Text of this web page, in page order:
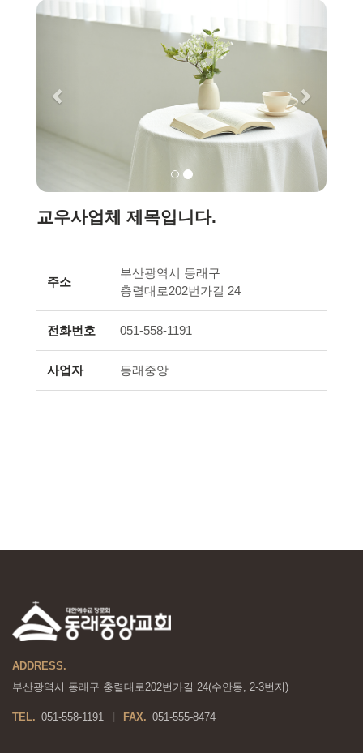
Next
교우사업체 제목입니다.
주소
부산광역시 동래구
충렬대로202번가길 24
전화번호 051-558-1191
사업자 동래중앙
ADDRESS.
부산광역시 동래구 충렬대로202번가길 24(수안동, 2-3번지)
TEL. 051-558-1191 FAX. 051-555-8474